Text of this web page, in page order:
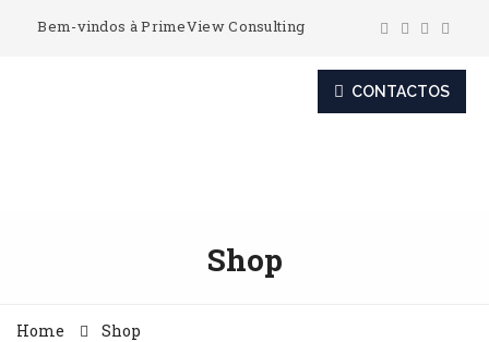
Bem-vindos à PrimeView Consulting
CONTACTOS
Shop
Home Shop